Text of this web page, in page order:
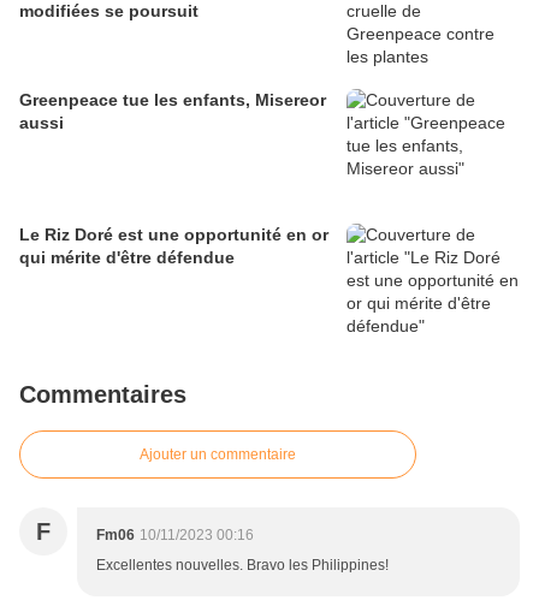
modifiées se poursuit
Greenpeace tue les enfants, Misereor
aussi
Le Riz Doré est une opportunité en or
qui mérite d'être défendue
Commentaires
Ajouter un commentaire
F Fm06 10/11/2023 00:16
Excellentes nouvelles. Bravo les Philippines!